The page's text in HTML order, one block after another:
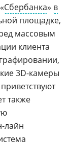
Сбербанка» в
площадке,
массовым
клиента
3D-камеры
также
лайн